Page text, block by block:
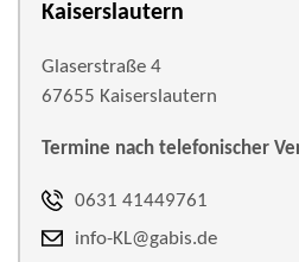
Kaiserslautern
Glaserstraße 4
67655 Kaiserslautern
Termine nach telefonischer
0631 41449761
info-KL@gabis.de